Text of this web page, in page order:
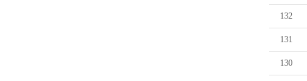
132
131
130